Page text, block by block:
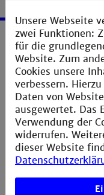
Service
Impressum
Erklärung zur
Sitemap
Anfahrt
Unsere Webseite
zwei Funktionen:
für die
Website. Zum
Cookies unsere
verbessern.
Daten von
ausgewertet. Das
Verwendung der
widerrufen.
dieser Website